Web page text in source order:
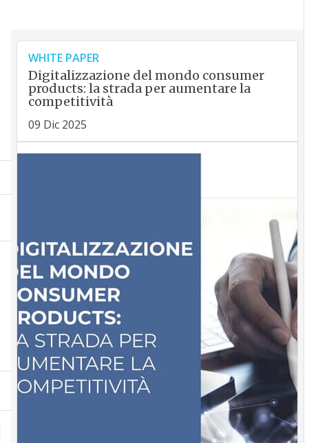
WHITE PAPER
Digitalizzazione del mondo consumer
products: la strada per aumentare la
competitività
09 Dic 2025